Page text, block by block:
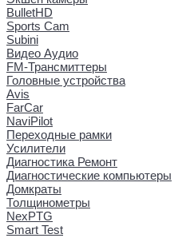
BulletHD
Sports Cam
Subini
Видео Аудио
FM-Трансмиттеры
Головные устройства
Avis
FarCar
NaviPilot
Переходные рамки
Усилители
Диагностика Ремонт
Диагностические компьютеры
Домкраты
Толщинометры
NexPTG
Smart Test